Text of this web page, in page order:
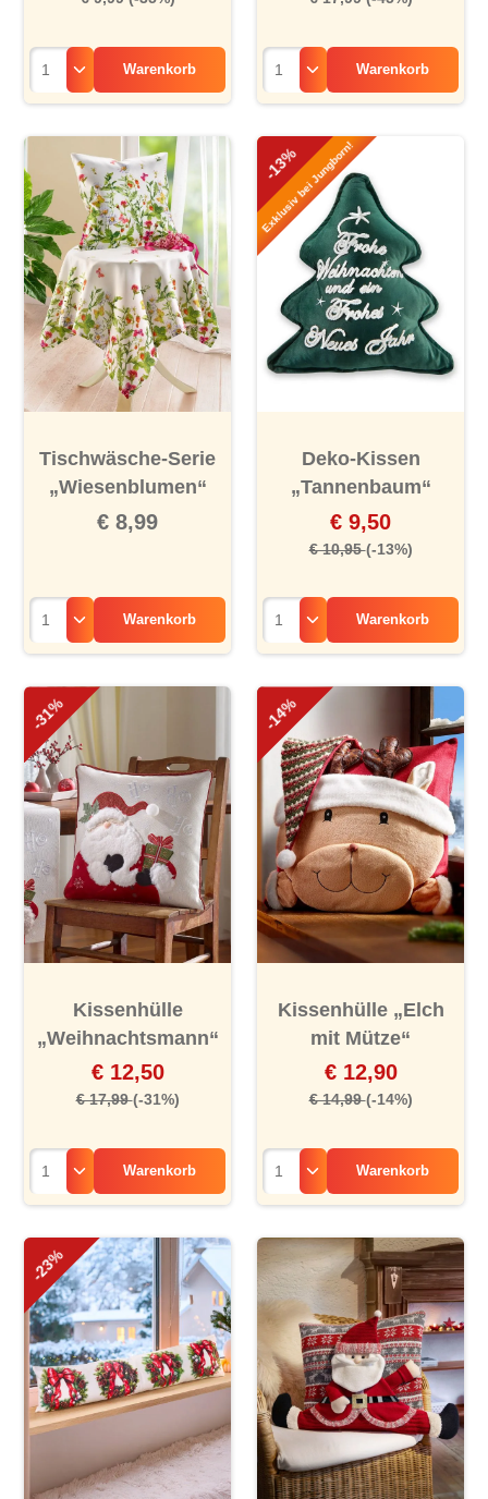
Warenkorb Warenkorb
Tischwäsche-Serie
„Wiesenblumen“
€ 8,99
Warenkorb
-13%
Exklusiv bei Jungborn!
Deko-Kissen
„Tannenbaum“
€ 9,50
€ 10,95(-13%)
Warenkorb
-31%
Kissenhülle
„Weihnachtsmann“
€ 12,50
€ 17,99(-31%)
Warenkorb
-14%
Kissenhülle „Elch
mit Mütze“
€ 12,90
€ 14,99(-14%)
Warenkorb
-23%